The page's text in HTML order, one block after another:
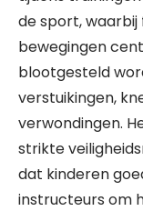
de sport,
bewegingen
blootgesteld
verstuikingen,
verwondingen.
strikte
dat kinderen
instructeurs om